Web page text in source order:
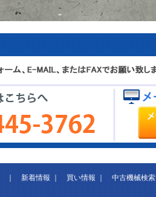
｜新着情報｜買い情報｜中古機械検索